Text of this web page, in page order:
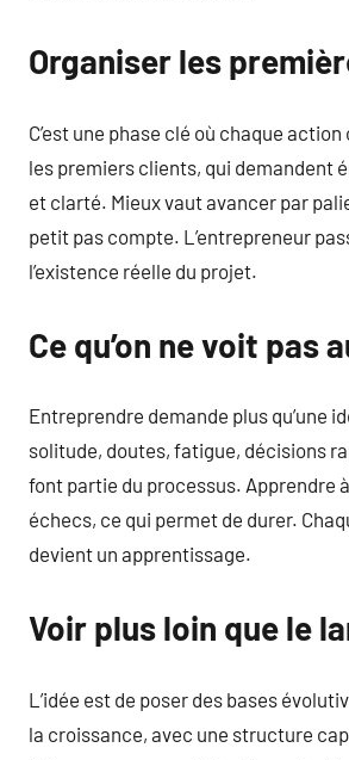
Organiser les
C’est une phase clé où chaque
les premiers clients, qui demandent
et clarté. Mieux vaut avancer par
petit pas compte. L’entrepreneur
l’existence réelle du projet.
Ce qu’on ne voit pas
Entreprendre demande plus qu’une
solitude, doutes, fatigue, décisions
font partie du processus. Apprendre
échecs, ce qui permet de durer.
devient un apprentissage.
Voir plus loin que le
L’idée est de poser des bases
la croissance, avec une structure